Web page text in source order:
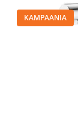
KAMPAANIA